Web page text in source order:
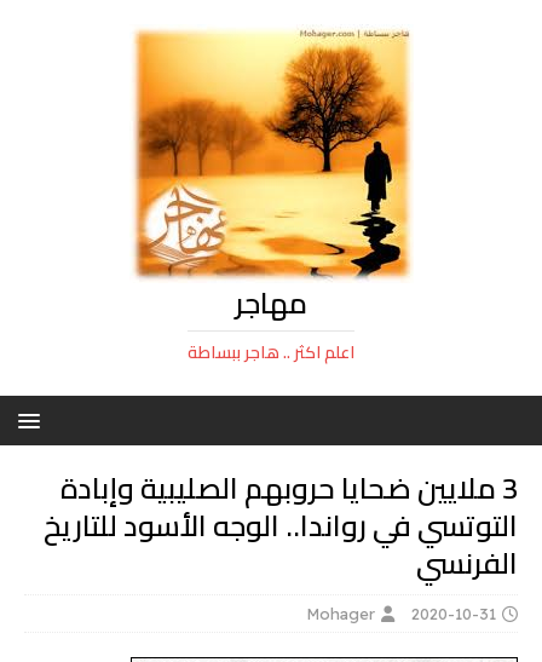
مهاجر
اعلم اكثر .. هاجر ببساطة
3 ملايين ضحايا حروبهم الصليبية وإبادة
التوتسي في رواندا.. الوجه الأسود للتاريخ
الفرنسي
2020-10-31
Mohager